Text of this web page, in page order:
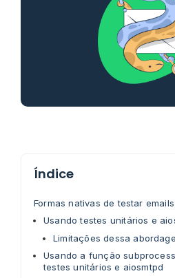
Índice
Formas nativas de testar
Usando testes unitários e
Limitações dessa
Usando a função
testes unitários e aiosmtpd